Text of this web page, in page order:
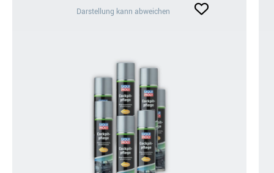
Darstellung kann abweichen